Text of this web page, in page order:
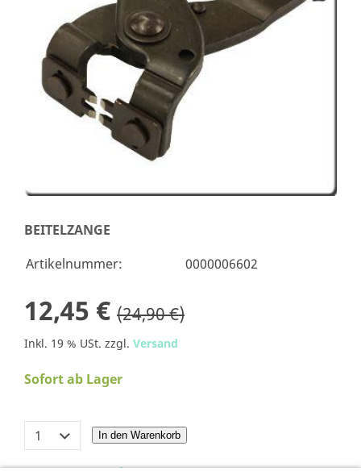
BEITELZANGE
Artikelnummer:
0000006602
12,45 € (24,90 €)
Inkl. 19 % USt. zzgl. Versand
Sofort ab Lager
In den Warenkorb